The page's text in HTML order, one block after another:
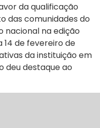
da qualificação
das comunidades do
nacional na edição
14 de fevereiro de
da instituição em
deu destaque ao